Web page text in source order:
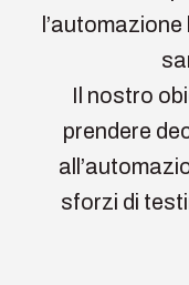
Il nostro
prendere
sforzi di